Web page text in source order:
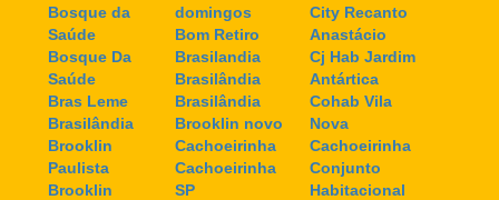
Bosque da
Saúde
Bosque Da
Saúde
Bras Leme
Brasilândia
Brooklin
Paulista
Brooklin
domingos
Bom Retiro
Brasilandia
Brasilândia
Brasilândia
Brooklin novo
Cachoeirinha
Cachoeirinha
SP
City Recanto
Anastácio
Cj Hab Jardim
Antártica
Cohab Vila
Nova
Cachoeirinha
Conjunto
Habitacional